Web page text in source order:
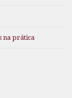
na prática